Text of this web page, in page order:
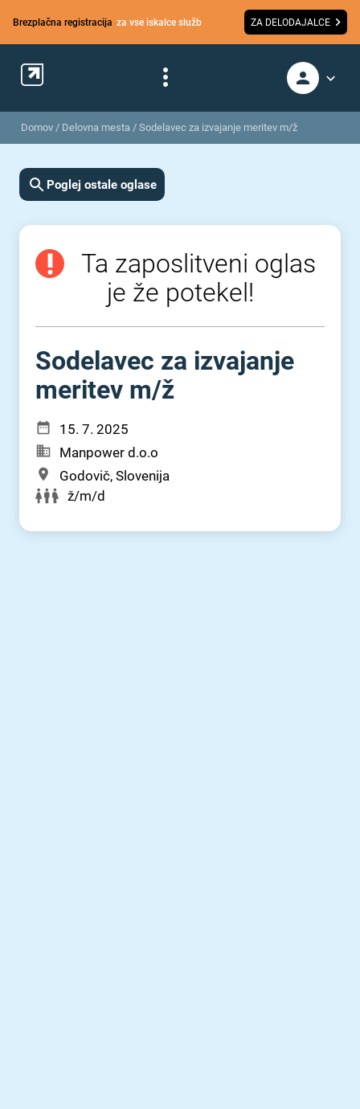
Brezplačna registracija za vse iskalce služb ZA DELODAJALCE
Domov / Delovna mesta / Sodelavec za izvajanje meritev m/ž
Poglej ostale oglase
Ta zaposlitveni oglas
je že potekel!
Sodelavec za izvajanje
meritev m⁠/⁠ž
15. 7. 2025
Manpower d.o.o
Godovič, Slovenija
ž/m/d